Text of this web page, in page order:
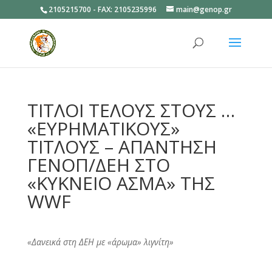
2105215700 - FAX: 2105235996 main@genop.gr
ΤΙΤΛΟΙ ΤΕΛΟΥΣ ΣΤΟΥΣ …
«ΕΥΡΗΜΑΤΙΚΟΥΣ»
ΤΙΤΛΟΥΣ – ΑΠΑΝΤΗΣΗ
ΓΕΝΟΠ/ΔΕΗ ΣΤΟ
«ΚΥΚΝΕΙΟ ΑΣΜΑ» ΤΗΣ
WWF
«Δανεικά στη ΔΕΗ με «άρωμα» λιγνίτη»